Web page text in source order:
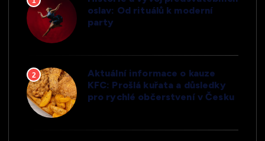
oslav: Od rituálů k moderní
party
2
Aktuální informace o kauze
KFC: Prošlá kuřata a důsledky
pro rychlé občerstvení v Česku